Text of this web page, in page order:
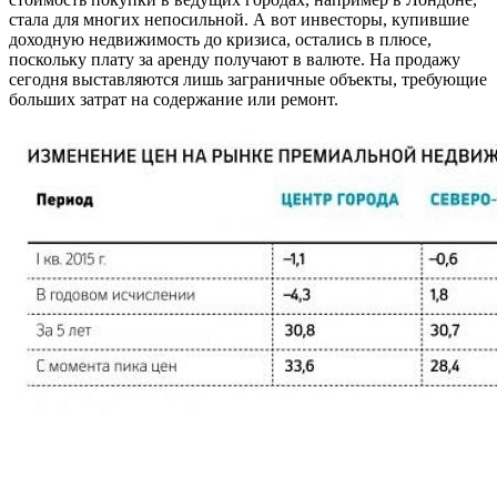
стала для многих непосильной. А вот инвесторы, купившие
доходную недвижимость до кризиса, остались в плюсе,
поскольку плату за аренду получают в валюте. На продажу
сегодня выставляются лишь заграничные объекты, требующие
больших затрат на содержание или ремонт.